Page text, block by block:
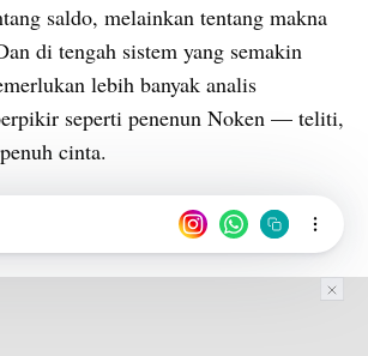
saldo, melainkan tentang makna
di tengah sistem yang semakin
lebih banyak analis
seperti penenun Noken — teliti,
cinta.
Papua